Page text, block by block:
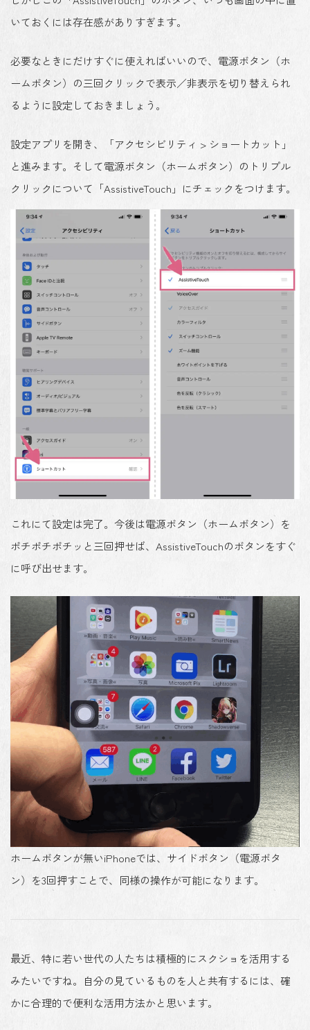
いておくには存在感がありすぎます。
必要なときにだけすぐに使えればいいので、 電源ボタン（ホ
ームボタン）の三回クリックで表示／非表示を切り替えられ
るように設定 しておきましょう。
設定アプリを開き、「アクセシビリティ > ショートカット 」
と進みます。そして電源ボタン（ホームボタン）のトリプル
クリックについて「AssistiveTouch」にチェック をつけます。
これにて設定は完了。今後は電源ボタン（ホームボタン）を
ポチポチポチッと三回押せば、AssistiveTouchのボタンをすぐ
に呼び出せます。
ホームボタンが無いiPhoneでは、サイドボタン（電源ボタ
ン）を3回押すことで、同様の操作が可能になります。
最近、特に若い世代の人たちは積極的にスクショを活用する
みたいですね。自分の見ているものを人と共有するには、確
かに合理的で便利な活用方法かと思います。